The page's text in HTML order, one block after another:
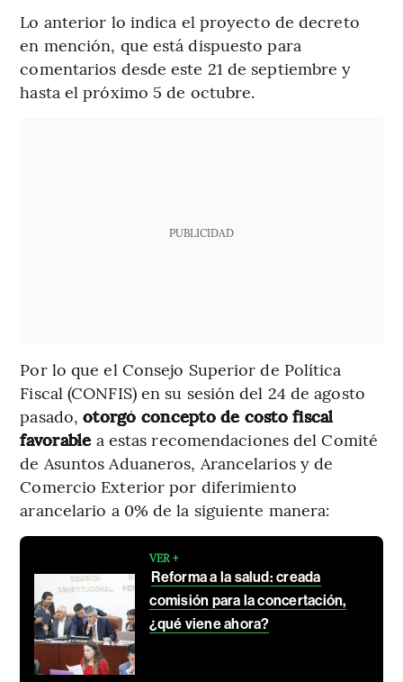
Lo anterior lo indica el proyecto de decreto
en mención, que está dispuesto para
comentarios desde este 21 de septiembre y
hasta el próximo 5 de octubre.
PUBLICIDAD
Por lo que el Consejo Superior de Política
Fiscal (CONFIS) en su sesión del 24 de agosto
pasado,otorgó concepto de costo fiscal
favorable a estas recomendaciones del Comité
de Asuntos Aduaneros, Arancelarios y de
Comercio Exterior por diferimiento
arancelario a 0% de la siguiente manera:
VER +
Reforma a la salud: creada
comisión para la concertación,
¿qué viene ahora?